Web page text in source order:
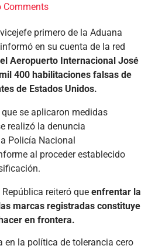
Comments
primero de la Aduana
en su cuenta de la red
Aeropuerto Internacional José
400 habilitaciones falsas de
de Estados Unidos.
se aplicaron medidas
realizó la denuncia
Policía Nacional
al proceder establecido
reiteró que enfrentar la
marcas registradas constituye
en frontera.
en la política de tolerancia cero